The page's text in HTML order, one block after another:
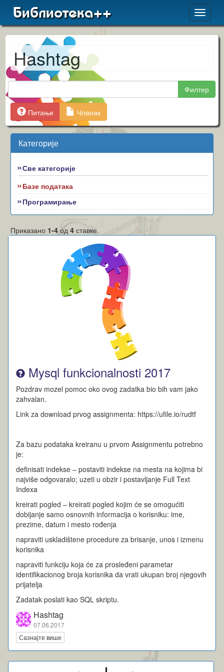
Toggle
Библиотека++
Hashtag
Филтер
Питање Чланак
Категорије
Све категорије
Базе података
Програмирање
Приказано 1-4 од4 ставке.
Mysql funkcionalnosti 2017
Pozdrav mozel pomoc oko ovog zadatka bio bih vam jako
zahvalan.
Link za download prvog assignmenta: https://ufile.io/rudtf
Za bazu podataka kreiranu u prvom Assignmentu potrebno
je:
definisati indekse – postaviti indekse na mesta na kojima bi
najviše odgovaralo; uzeti u obzir i postavljanje Full Text
Indexa
kreirati pogled – kreirati pogled kojim će se omogućiti
dobijanje samo osnovnih informacija o korisniku: ime,
prezime, datum i mesto rođenja
napraviti uskladištene procedure za brisanje, unos i izmenu
korisnika
napraviti funkciju koja će za prosleđeni parametar
identifikacionog broja korisnika da vrati ukupan broj njegovih
prijatelja
Zadatak poslati kao SQL skriptu.
Hashtag
07.06.2017
Сазнајте више